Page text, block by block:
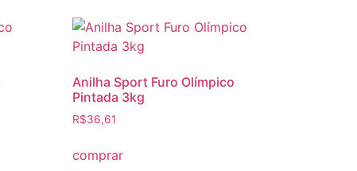
Anilha Sport Furo Olímpico
Pintada 3kg
R$36,61
comprar